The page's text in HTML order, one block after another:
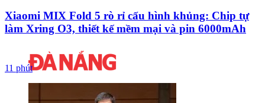
Xiaomi MIX Fold 5 rò rỉ cấu hình khủng: Chip tự
làm Xring O3, thiết kế mềm mại và pin 6000mAh
11 phút